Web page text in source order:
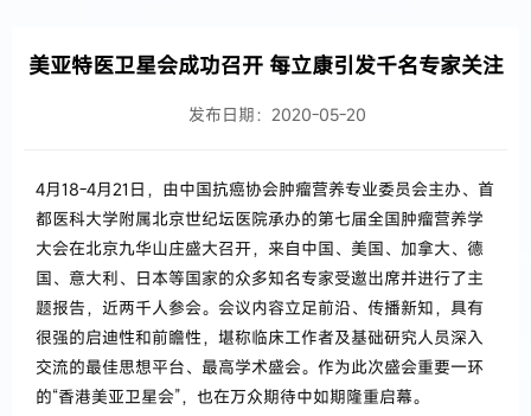
美亚特医卫星会成功召开 每立康引发千名专家关注
发布日期：2020-05-20
4月18-4月21日，由中国抗癌协会肿瘤营养专业委员会主办、首
都医科大学附属北京世纪坛医院承办的第七届全国肿瘤营养学
大会在北京九华山庄盛大召开，来自中国、美国、加拿大、德
国、意大利、日本等国家的众多知名专家受邀出席并进行了主
题报告，近两千人参会。会议内容立足前沿、传播新知，具有
很强的启迪性和前瞻性，堪称临床工作者及基础研究人员深入
交流的最佳思想平台、最高学术盛会。作为此次盛会重要一环
的“香港美亚卫星会”，也在万众期待中如期隆重启幕。